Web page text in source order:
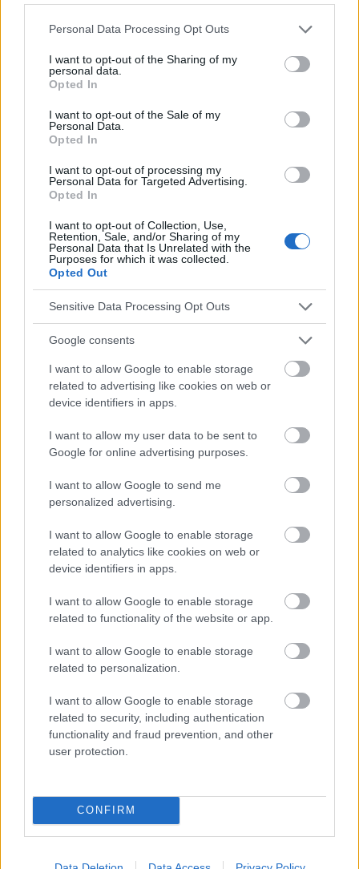
Please note that this website/app uses one or more Google
not limited to your visit or usage behaviour. You may click to
grant or deny consent to Google and its third-party tags to
use your data for below specified purposes in below Google
consent section.
Personal Data Processing Opt Outs
I want to opt-out of the Sharing of my
personal data.
Opted In
I want to opt-out of the Sale of my
Personal Data.
Opted In
I want to opt-out of processing my
Personal Data for Targeted Advertising.
Opted In
I want to opt-out of Collection, Use,
Retention, Sale, and/or Sharing of my
Personal Data that Is Unrelated with the
Purposes for which it was collected.
Opted Out
Sensitive Data Processing Opt Outs
Google consents
I want to allow Google to enable storage
related to advertising like cookies on web or
device identifiers in apps.
I want to allow my user data to be sent to
Google for online advertising purposes.
I want to allow Google to send me
personalized advertising.
I want to allow Google to enable storage
related to analytics like cookies on web or
device identifiers in apps.
I want to allow Google to enable storage
related to functionality of the website or app.
I want to allow Google to enable storage
related to personalization.
I want to allow Google to enable storage
related to security, including authentication
functionality and fraud prevention, and other
user protection.
CONFIRM
Ein Kloß im Halskann sogar erhebliches Unbehagen
verursachen, und wenn auch nur aus diesem Grund,
ist es notwendig, die Ursache des unangenehmen
Gefühls zu ermitteln. An dieser Stelle muss betont
werden, dass selbst wenn die Symptome eindeutig
auf einenGlobus hystericus
Hals ausgeschlossen werden sollten.
Klumpen im Hals und Tumore, Foto: panthermedia
Symptome, die denen des Globus hystericusähneln,
können unter anderem im Rahmen von
Kehlkopfkrebs, der gastroösophagealen
Refluxkrankheit oder allergischen Erkrankungen
Problems können verschiedene Untersuchungen
eine Gastroskopie oder eine US-Untersuchung der
Halsregion.
bei denjenigen Patienten erforderlich ist, bei denen
das Gefühl einer Obstruktion im Hals von anderen